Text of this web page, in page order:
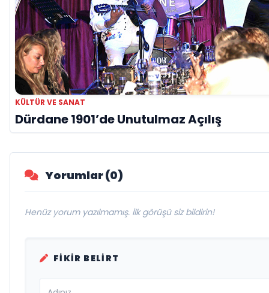
KÜLTÜR VE SANAT
Dürdane 1901’de Unutulmaz Açılış
Yorumlar (0)
Henüz yorum yazılmamış. İlk görüşü siz bildirin!
FIKIR BELIRT